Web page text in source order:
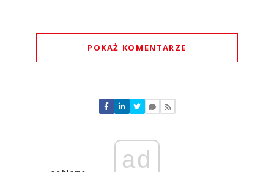
POKAŻ KOMENTARZE
Nie znaleziono komentarzy
Zostaw swoje komentarze
Anuluj
ad